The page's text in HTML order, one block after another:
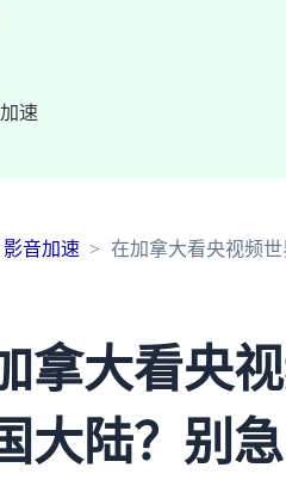
速
影音加速 在加拿大看央视频
拿大看央
大陆？别